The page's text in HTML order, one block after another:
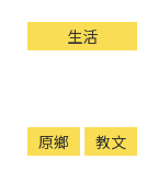
生活
原鄉 教文